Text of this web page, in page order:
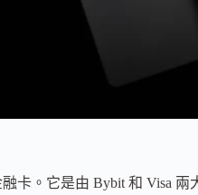
卡。它是由 Bybit 和 Visa 兩